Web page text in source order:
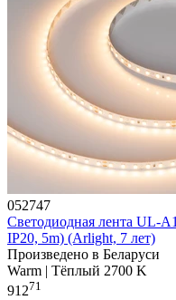
052747
Светодиодная лента UL-
IP20, 5m) (Arlight, 7 лет)
Произведено в Беларуси
Warm | Тёплый 2700 K
91271